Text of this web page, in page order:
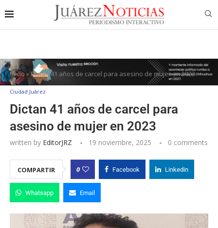
Inicio»Dictan 41 años de carcel para asesino de mujer en 2023
Ciudad Juárez
Dictan 41 años de carcel para
asesino de mujer en 2023
written by EditorJRZ 19 noviembre, 2025 0 comments
COMPARTIR 0 Facebook Linkedin
Whatsapp Email